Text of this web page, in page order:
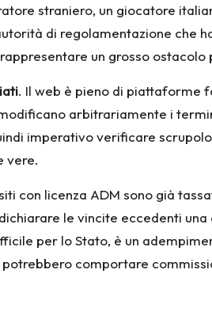
straniero, un giocatore
di regolamentazione che
un grosso ostacolo
. Il web è pieno di piattaforme
arbitrariamente i
imperativo verificare
vere.
con licenza ADM sono già
le vincite eccedenti
per lo Stato, è un
comportare